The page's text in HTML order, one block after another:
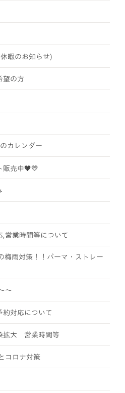
暇のお知らせ)
望の方
カレンダー
販売中🧡💛
営業時間等について
雨対策！！パーマ・ストレー
～
約対応について
拡大 営業時間等
コロナ対策